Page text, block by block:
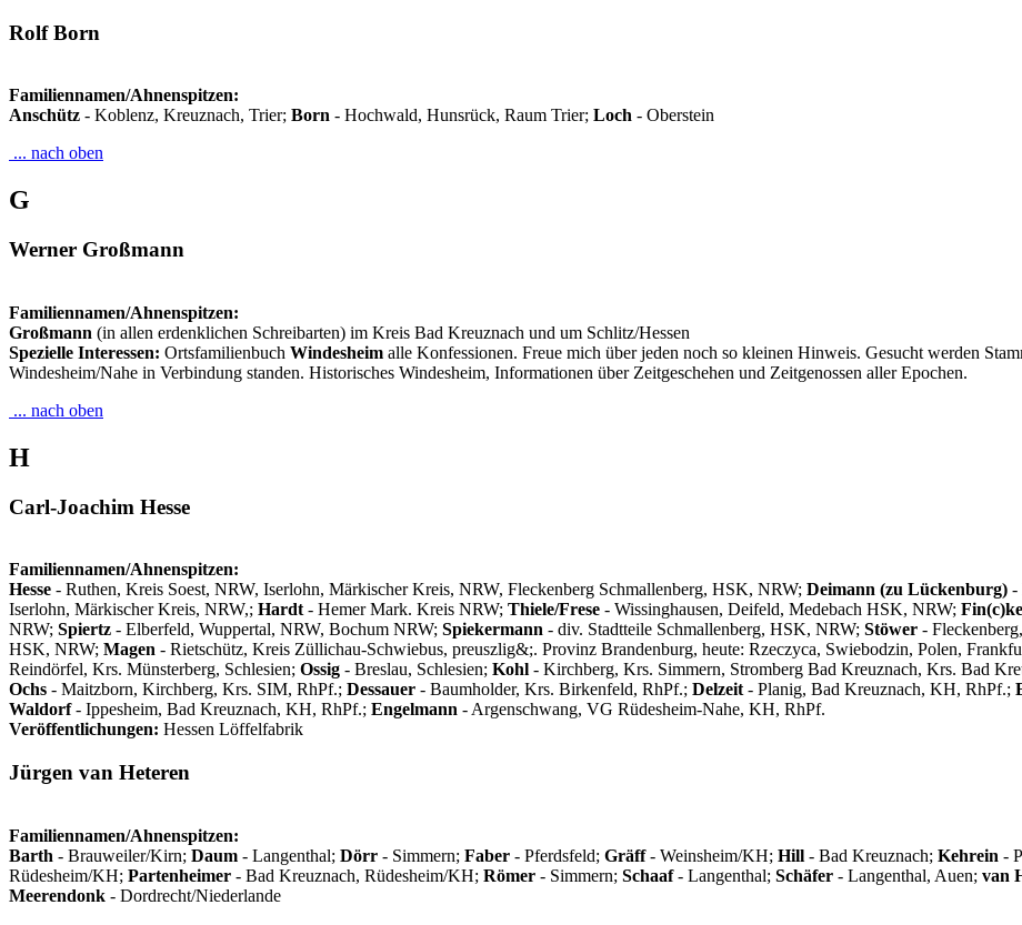
Rolf Born
Familiennamen/Ahnenspitzen:
Anschütz - Koblenz, Kreuznach, Trier; Born - Hochwald, Hunsrück, Raum Trier; Loch - Oberstein
... nach oben
G
Werner Großmann
Familiennamen/Ahnenspitzen:
Großmann (in allen erdenklichen Schreibarten) im Kreis Bad Kreuznach und um Schlitz/Hessen
Spezielle Interessen: Ortsfamilienbuch Windesheim alle Konfessionen. Freue mich über jeden noch so kleinen Hinweis. Gesucht werden
Windesheim/Nahe in Verbindung standen. Historisches Windesheim, Informationen über Zeitgeschehen und Zeitgenossen aller Epochen.
... nach oben
H
Carl-Joachim Hesse
Familiennamen/Ahnenspitzen:
Hesse - Ruthen, Kreis Soest, NRW, Iserlohn, Märkischer Kreis, NRW, Fleckenberg Schmallenberg, HSK, NRW; Deimann (zu Lückenburg) -
Iserlohn, Märkischer Kreis, NRW,; Hardt- Hemer Mark. Kreis NRW; Thiele/Frese - Wissinghausen, Deifeld, Medebach HSK, NRW; Fin(c)ke
NRW; Spiertz - Elberfeld, Wuppertal, NRW, Bochum NRW; Spiekermann - div. Stadtteile Schmallenberg, HSK, NRW; Stöwer -
HSK, NRW; Magen - Rietschütz, Kreis Züllichau-Schwiebus, preuszlig&;. Provinz Brandenburg, heute: Rzeczyca, Swiebodzin, Polen,
Reindörfel, Krs. Münsterberg, Schlesien; Ossig - Breslau, Schlesien; Kohl - Kirchberg, Krs. Simmern, Stromberg Bad Kreuznach, Krs. Bad
Ochs - Maitzborn, Kirchberg, Krs. SIM, RhPf.; Dessauer - Baumholder, Krs. Birkenfeld, RhPf.; Delzeit- Planig, Bad Kreuznach, KH, RhPf.;
Waldorf- Ippesheim, Bad Kreuznach, KH, RhPf.; Engelmann - Argenschwang, VG Rüdesheim-Nahe, KH, RhPf.
Veröffentlichungen: Hessen Löffelfabrik
Jürgen van Heteren
Familiennamen/Ahnenspitzen:
Barth - Brauweiler/Kirn; Daum - Langenthal; Dörr - Simmern; Faber - Pferdsfeld; Gräff- Weinsheim/KH; Hill - Bad Kreuznach; Kehrein -
Rüdesheim/KH; Partenheimer - Bad Kreuznach, Rüdesheim/KH; Römer - Simmern; Schaaf- Langenthal; Schäfer - Langenthal, Auen; van
Meerendonk - Dordrecht/Niederlande